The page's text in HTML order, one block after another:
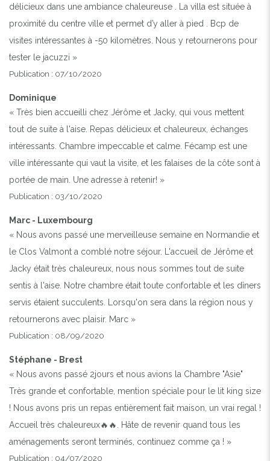
délicieux dans une ambiance chaleureuse . La villa est située à
proximité du centre ville et permet d’y aller à pied . Bcp de
visites intéressantes à -50 kilomètres. Nous y retournerons pour
tester le jacuzzi »
Publication : 07/10/2020
Dominique
« Très bien accueilli chez Jérôme et Jacky, qui vous mettent
tout de suite à l'aise. Repas délicieux et chaleureux, échanges
intéressants. Chambre impeccable et calme. Fécamp est une
ville intéressante qui vaut la visite, et les falaises de la côte sont à
portée de main. Une adresse à retenir! »
Publication : 03/10/2020
Marc - Luxembourg
« Nous avons passé une merveilleuse semaine en Normandie et
le Clos Valmont a comblé notre séjour. L'accueil de Jérôme et
Jacky était très chaleureux, nous nous sommes tout de suite
sentis à l'aise. Notre chambre était toute confortable et les dîners
servis étaient succulents. Lorsqu'on sera dans la région nous y
retournerons avec plaisir. Marc »
Publication : 08/09/2020
Stéphane - Brest
« Nous avons passé 2jours et nous avions la Chambre "Asie"
Très grande et confortable, mention spéciale pour le lit king size
! Nous avons pris un repas entièrement fait maison, un vrai regal !
Accueil très chaleureux🔥🔥. Hâte de revenir quand tous les
aménagements seront terminés, continuez comme ça ! »
Publication : 04/07/2020